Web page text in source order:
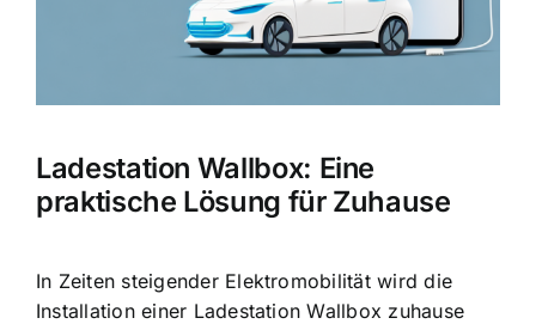
Ladestation Wallbox: Eine
praktische Lösung für Zuhause
In Zeiten steigender Elektromobilität wird die
Installation einer Ladestation Wallbox zuhause